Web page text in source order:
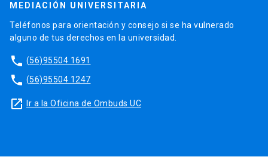
MEDIACIÓN UNIVERSITARIA
Teléfonos para orientación y consejo si se ha vulnerado
alguno de tus derechos en la universidad.
phone (56)95504 1691
phone (56)95504 1247
launch Ir a la Oficina de Ombuds UC